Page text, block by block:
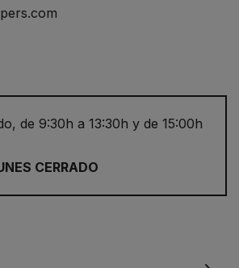
de 9:30h a 13:30h y de 15:00h
CERRADO